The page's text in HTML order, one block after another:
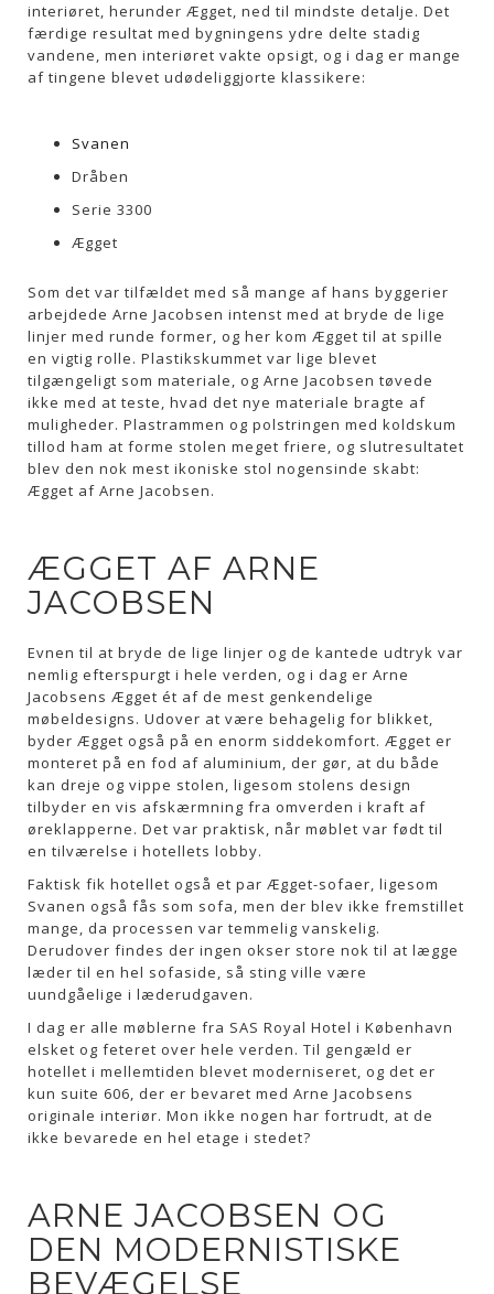
interiøret, herunder Ægget, ned til mindste detalje. Det
færdige resultat med bygningens ydre delte stadig
vandene, men interiøret vakte opsigt, og i dag er mange
af tingene blevet udødeliggjorte klassikere:
Svanen
Dråben
Serie 3300
Ægget
Som det var tilfældet med så mange af hans byggerier
arbejdede Arne Jacobsen intenst med at bryde de lige
linjer med runde former, og her kom Ægget til at spille
en vigtig rolle. Plastikskummet var lige blevet
tilgængeligt som materiale, og Arne Jacobsen tøvede
ikke med at teste, hvad det nye materiale bragte af
muligheder. Plastrammen og polstringen med koldskum
tillod ham at forme stolen meget friere, og slutresultatet
blev den nok mest ikoniske stol nogensinde skabt:
Ægget af Arne Jacobsen.
ÆGGET AF ARNE
JACOBSEN
Evnen til at bryde de lige linjer og de kantede udtryk var
nemlig efterspurgt i hele verden, og i dag er Arne
Jacobsens Ægget ét af de mest genkendelige
møbeldesigns. Udover at være behagelig for blikket,
byder Ægget også på en enorm siddekomfort. Ægget er
monteret på en fod af aluminium, der gør, at du både
kan dreje og vippe stolen, ligesom stolens design
tilbyder en vis afskærmning fra omverden i kraft af
øreklapperne. Det var praktisk, når møblet var født til
en tilværelse i hotellets lobby.
Faktisk fik hotellet også et par Ægget-sofaer, ligesom
Svanen også fås som sofa, men der blev ikke fremstillet
mange, da processen var temmelig vanskelig.
Derudover findes der ingen okser store nok til at lægge
læder til en hel sofaside, så sting ville være
uundgåelige i læderudgaven.
I dag er alle møblerne fra SAS Royal Hotel i København
elsket og feteret over hele verden. Til gengæld er
hotellet i mellemtiden blevet moderniseret, og det er
kun suite 606, der er bevaret med Arne Jacobsens
originale interiør. Mon ikke nogen har fortrudt, at de
ikke bevarede en hel etage i stedet?
ARNE JACOBSEN OG
DEN MODERNISTISKE
BEVÆGELSE